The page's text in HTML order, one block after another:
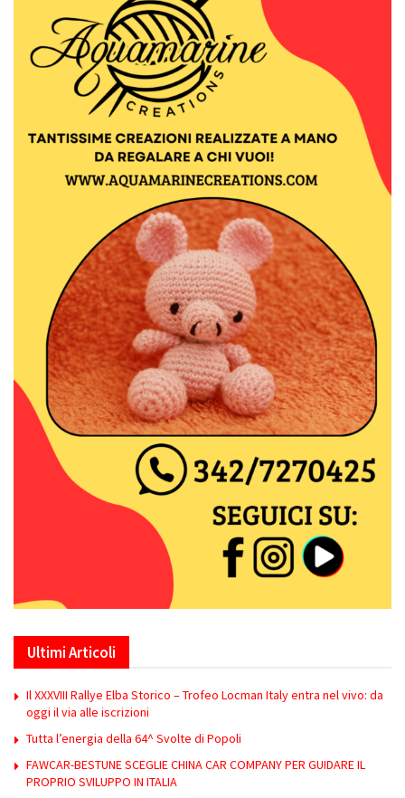
Ultimi Articoli
Il XXXVIII Rallye Elba Storico – Trofeo Locman Italy entra nel vivo: da
oggi il via alle iscrizioni
Tutta l’energia della 64^ Svolte di Popoli
FAWCAR-BESTUNE SCEGLIE CHINA CAR COMPANY PER GUIDARE IL
PROPRIO SVILUPPO IN ITALIA